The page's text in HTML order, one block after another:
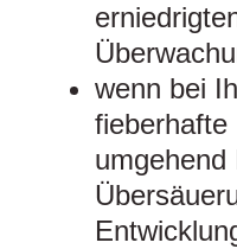
wenn bei
fieberhafte